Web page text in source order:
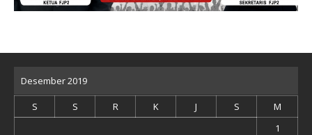
Desember 2019
S S R K J S
M
1